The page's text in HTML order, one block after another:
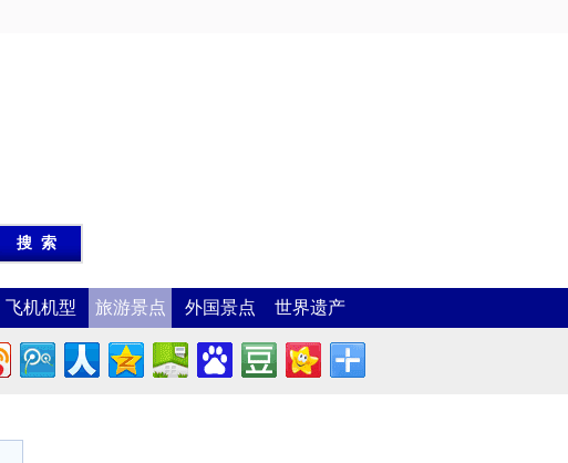
飞机机型 旅游景点 外国景点 世界遗产